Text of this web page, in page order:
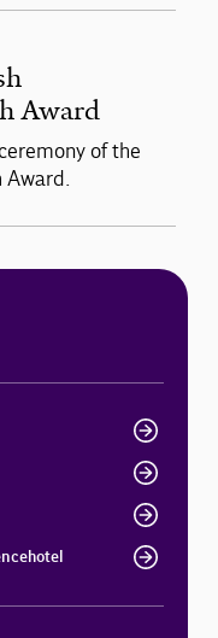
Award
of the
Award.